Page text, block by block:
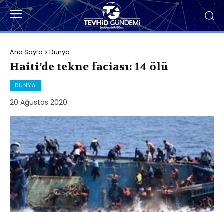
Ana Sayfa Dünya
Haiti’de tekne faciası: 14 ölü
DÜNYA
20 Ağustos 2020